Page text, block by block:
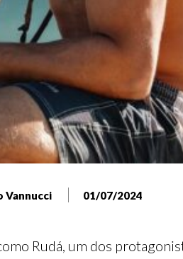
Vannucci 01/07/2024
Rudá, um dos